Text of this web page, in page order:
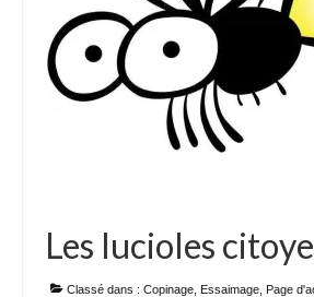
Les lucioles
Classé dans : Copinage Essaimage Page